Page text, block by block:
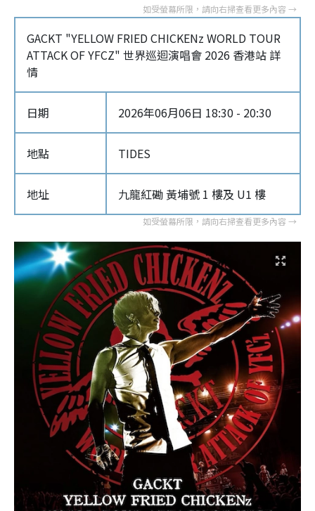
GACKT "YELLOW FRIED CHICKENz WORLD TOUR
ATTACK OF YFCZ" 世界巡迴演唱會 2026 香港站 詳
情
日期 2026年06月06日 18:30 - 20:30
地點 TIDES
地址 九龍紅磡 黃埔號 1 樓及 U1 樓